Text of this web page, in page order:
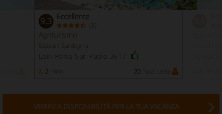
9.3 Eccellente
( 8 )
Agriturismo
Sassari Sardegna
Loiri Porto San Paolo 3617
2 - Min 20 Posti Letto
VERIFICA DISPONIBILITÀ PER LA TUA VACANZA